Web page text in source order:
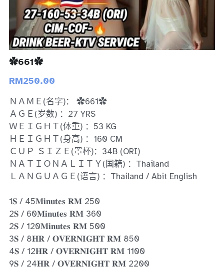
Skudai
Taman Daya
Mount Austin 1
Mount Austin 2
Desa Tebrau 1
Desa Tebrau 2
Ros Merah
Permas Jaya 1
Permas Jaya 2
Kebun Teh
JB Town 1
JB Town 2
✿661✿
RM250.00
ＮＡＭＥ(名字)： ✿661✿
ＡＧＥ(岁数) ：27 YRS
ＷＥＩＧＨＴ(体重) ：53 KG
ＨＥＩＧＨＴ(身高) ：160 CM
ＣＵＰ ＳＩＺＥ(罩杯)：34B (ORI)
ＮＡＴＩＯＮＡＬＩＴＹ(国籍) ：Thailand
ＬＡＮＧＵＡＧＥ(语言) ：Thailand / Abit English
1𝐒 / 45𝐌𝐢𝐧𝐮𝐭𝐞𝐬 𝐑𝐌 250
2𝐒 / 60𝐌𝐢𝐧𝐮𝐭𝐞𝐬 𝐑𝐌 360
2𝐒 / 120𝐌𝐢𝐧𝐮𝐭𝐞𝐬 𝐑𝐌 500
3𝐒 / 8𝐇𝐑 / 𝐎𝐕𝐄𝐑𝐍𝐈𝐆𝐇𝐓 𝐑𝐌 850
4𝐒 / 12𝐇𝐑 / 𝐎𝐕𝐄𝐑𝐍𝐈𝐆𝐇𝐓 𝐑𝐌 1100
9𝐒 / 24𝐇𝐑 / 𝐎𝐕𝐄𝐑𝐍𝐈𝐆𝐇𝐓 𝐑𝐌 2200